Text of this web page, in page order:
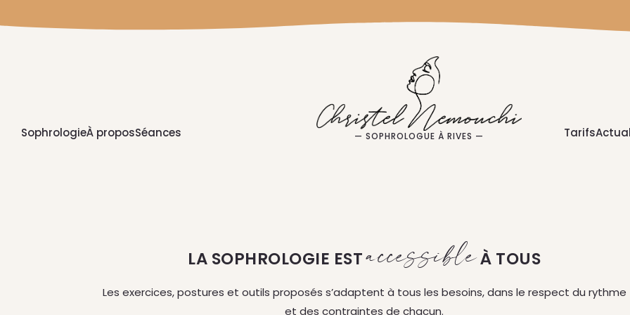
SophrologieÀ proposSéances — SOPHROLOGUE À RIVES — Tarifs
LA SOPHROLOGIE ESTaccessibleÀ TOUS
Les exercices, postures et outils proposés s’adaptent à tous les besoins, dans le respect du rythme
et des contraintes de chacun.